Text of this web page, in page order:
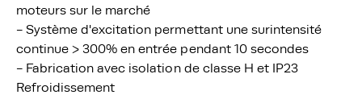
moteurs sur le marché
- Système d'excitation permettant une surintensité
continue > 300% en entrée pendant 10 secondes
- Fabrication avec isolation de classe H et IP23
Refroidissement